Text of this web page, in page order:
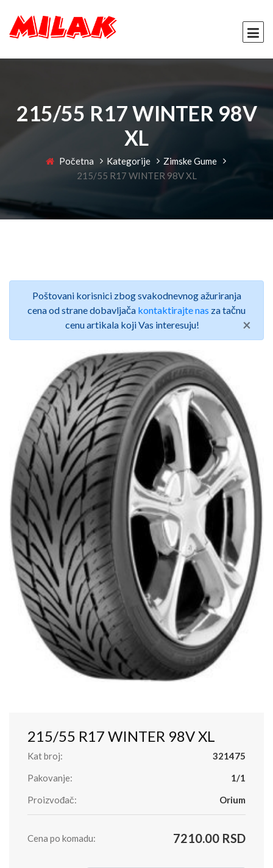
215/55 R17 WINTER 98V
XL
Početna Kategorije
Zimske Gume
215/55 R17 WINTER 98V XL
Poštovani korisnici zbog svakodnevnog ažuriranja
cena od strane dobavljača kontaktirajte nas za tačnu
cenu artikala koji Vas interesuju!
×
215/55 R17 WINTER 98V XL
Kat broj:
321475
Pakovanje:
1/1
Proizvođač:
Orium
Cena po komadu: 7210.00 RSD